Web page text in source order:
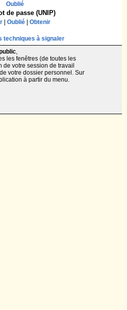
Oublié
de passe (UNIP)
Oublié Obtenir
techniques à signaler
,
les fenêtres (de toutes les
votre session de travail
votre dossier personnel. Sur
à partir du menu.